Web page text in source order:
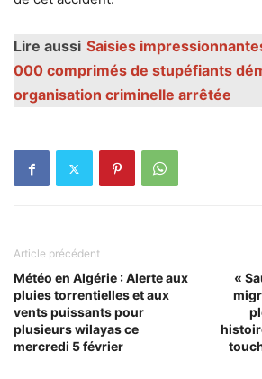
Lire aussi Saisies
000 comprimés de stupéfiants
organisation criminelle arrêtée
Article précédent
Météo en Algérie : Alerte aux
pluies torrentielles et aux
vents puissants pour
plusieurs wilayas ce
mercredi 5 février
«